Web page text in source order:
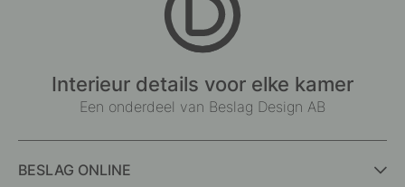
Interieur details voor elke kamer
Een onderdeel van Beslag Design AB
BESLAG ONLINE